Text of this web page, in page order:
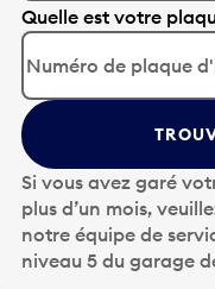
A
p
p
u
y
e
z
s
u
r
l
Quelle est votre
Si vous avez garé
plus d’un mois,
notre équipe de
niveau 5 du garage